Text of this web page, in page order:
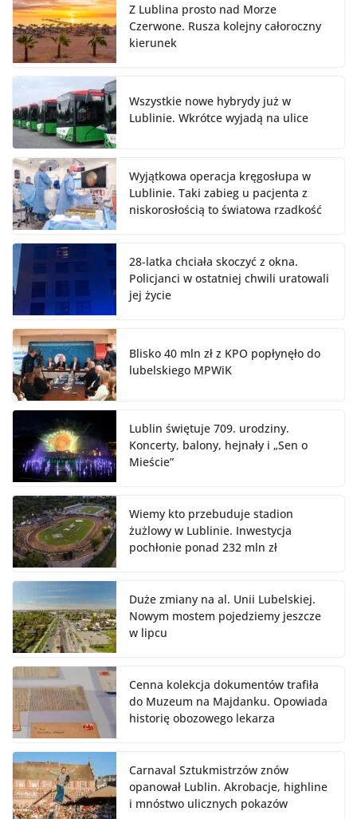
Z Lublina prosto nad Morze
Czerwone. Rusza kolejny całoroczny
kierunek
Wszystkie nowe hybrydy już w
Lublinie. Wkrótce wyjadą na ulice
Wyjątkowa operacja kręgosłupa w
Lublinie. Taki zabieg u pacjenta z
niskorosłością to światowa rzadkość
28-latka chciała skoczyć z okna.
Policjanci w ostatniej chwili uratowali
jej życie
Blisko 40 mln zł z KPO popłynęło do
lubelskiego MPWiK
Lublin świętuje 709. urodziny.
Koncerty, balony, hejnały i „Sen o
Mieście”
Wiemy kto przebuduje stadion
żużlowy w Lublinie. Inwestycja
pochłonie ponad 232 mln zł
Duże zmiany na al. Unii Lubelskiej.
Nowym mostem pojedziemy jeszcze
w lipcu
Cenna kolekcja dokumentów trafiła
do Muzeum na Majdanku. Opowiada
historię obozowego lekarza
Carnaval Sztukmistrzów znów
opanował Lublin. Akrobacje, highline
i mnóstwo ulicznych pokazów